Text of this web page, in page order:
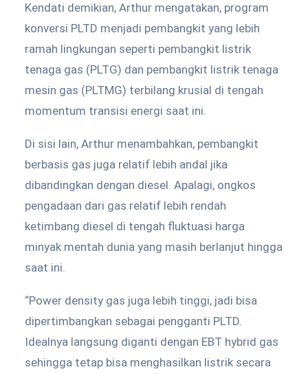
Kendati demikian, Arthur mengatakan, program
konversi PLTD menjadi pembangkit yang lebih
ramah lingkungan seperti pembangkit listrik
tenaga gas (PLTG) dan pembangkit listrik tenaga
mesin gas (PLTMG) terbilang krusial di tengah
momentum transisi energi saat ini.
Di sisi lain, Arthur menambahkan, pembangkit
berbasis gas juga relatif lebih andal jika
dibandingkan dengan diesel. Apalagi, ongkos
pengadaan dari gas relatif lebih rendah
ketimbang diesel di tengah fluktuasi harga
minyak mentah dunia yang masih berlanjut hingga
saat ini.
“Power density gas juga lebih tinggi, jadi bisa
dipertimbangkan sebagai pengganti PLTD.
Idealnya langsung diganti dengan EBT hybrid gas
sehingga tetap bisa menghasilkan listrik secara